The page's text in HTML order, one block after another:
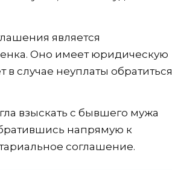
является
Оно имеет юридическую
в случае неуплаты обратиться
взыскать с бывшего мужа
напрямую к
соглашение.